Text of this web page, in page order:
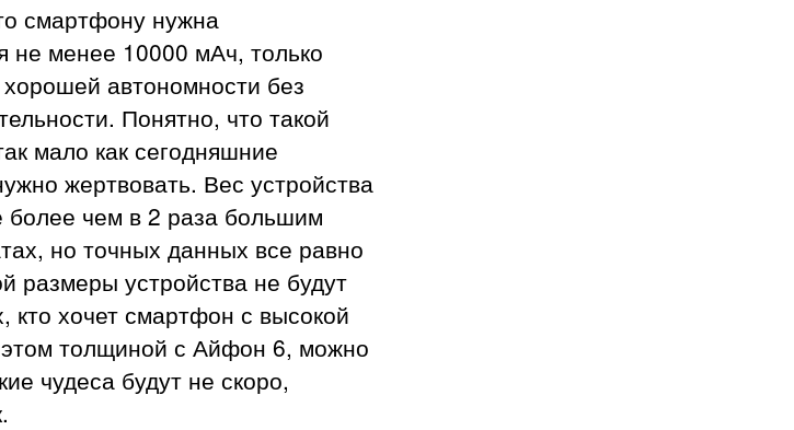
смартфону нужна
не менее 10000 мАч, только
автономности без
Понятно, что такой
мало как сегодняшние
жертвовать. Вес устройства
более чем в 2 раза большим
но точных данных все равно
размеры устройства не будут
кто хочет смартфон с высокой
толщиной с Айфон 6, можно
чудеса будут не скоро,